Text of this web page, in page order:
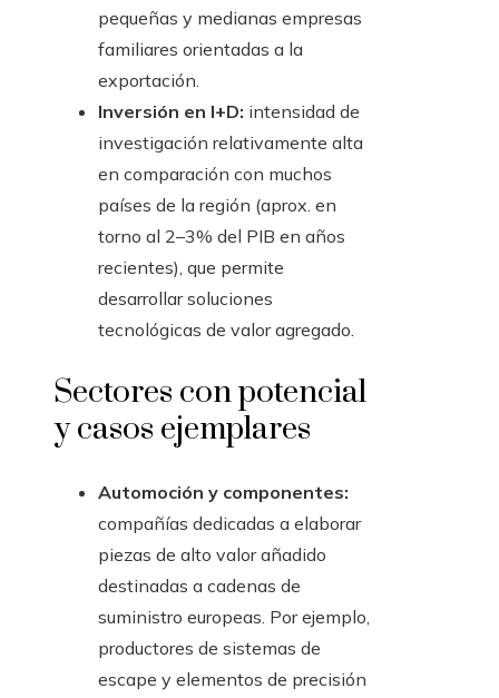
pequeñas y medianas empresas
familiares orientadas a la
exportación.
Inversión en I+D: intensidad de
investigación relativamente alta
en comparación con muchos
países de la región (aprox. en
torno al 2–3% del PIB en años
recientes), que permite
desarrollar soluciones
tecnológicas de valor agregado.
Sectores con potencial
y casos ejemplares
Automoción y componentes:
compañías dedicadas a elaborar
piezas de alto valor añadido
destinadas a cadenas de
suministro europeas. Por ejemplo,
productores de sistemas de
escape y elementos de precisión